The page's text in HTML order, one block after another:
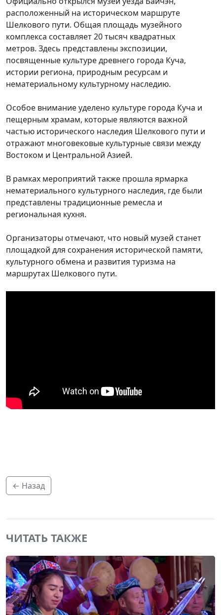
расположенный на историческом маршруте
Шелкового пути. Общая площадь музейного
комплекса составляет 20 тысяч квадратных
метров. Здесь представлены экспозиции,
посвященные культуре древнего города Куча,
истории региона, природным ресурсам и
нематериальному культурному наследию.
Особое внимание уделено культуре города Куча и
пещерным храмам, которые являются важной
частью исторического наследия Шелкового пути и
отражают многовековые культурные связи между
Востоком и Центральной Азией.
В рамках мероприятий также прошла ярмарка
нематериального культурного наследия, где были
представлены традиционные ремесла и
региональная кухня.
Организаторы отмечают, что новый музей станет
площадкой для сохранения исторической памяти,
культурного обмена и развития туризма на
маршрутах Шелкового пути.
← Назад
ЧИТАТЬ ТАКЖЕ